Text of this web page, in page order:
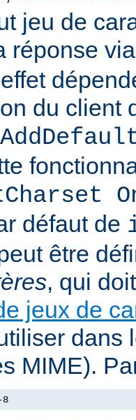
jeu de
réponse
du client
défaut de
être
, qui
jeux de
dans
MIME).